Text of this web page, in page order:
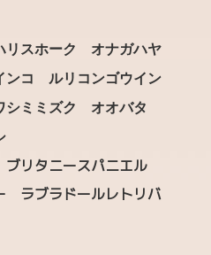
スホーク オナガハヤ
ンコ ルリコンゴウイン
シミミズク オオバタ
リタニースパニエル
ラブラドールレトリバ